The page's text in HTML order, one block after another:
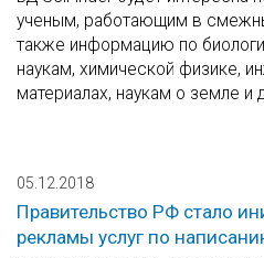
ученым, работающим в
также информацию по
наукам, химической физике,
материалах, наукам о земле и
05.12.2018
Правительство РФ стало
рекламы услуг по